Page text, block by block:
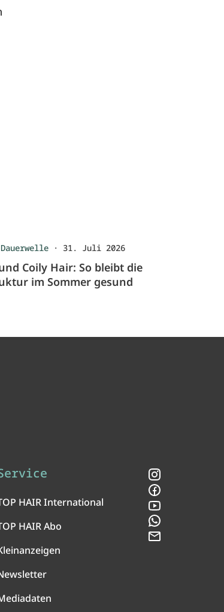
· 31. Juli 2026
Coily Hair: So bleibt die
im Sommer gesund
HAIR International
HAIR Abo